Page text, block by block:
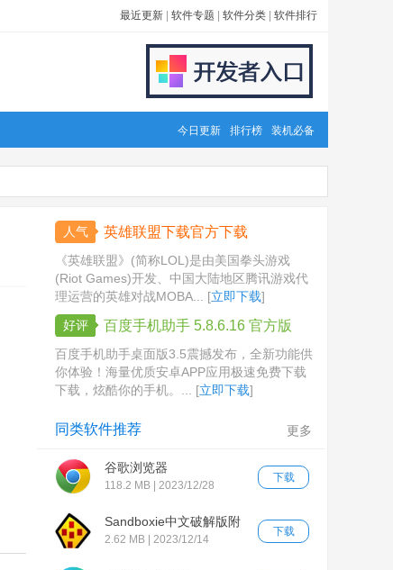
最近更新 软件专题 软件分类 软件排行
今日更新 排行榜 装机必备
人气 英雄联盟下载官方下载
《英雄联盟》(简称LOL)是由美国拳头游戏
(Riot Games)开发、中国大陆地区腾讯游戏代
理运营的英雄对战MOBA... [立即下载]
好评
百度手机助手 5.8.6.16 官方版
百度手机助手桌面版3.5震撼发布，全新功能供
你体验！海量优质安卓APP应用极速免费下载
下载，炫酷你的手机。... [立即下载]
更多
同类软件推荐
下载
谷歌浏览器
118.2 MB | 2023/12/28
下载
Sandboxie中文破解版附
安装教程
2.62 MB | 2023/12/14